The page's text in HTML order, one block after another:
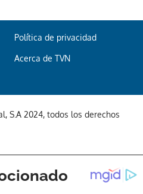
Política de privacidad
Acerca de TVN
S.A 2024, todos los derechos